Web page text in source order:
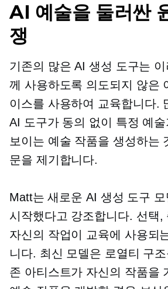
AI 예술을 둘러싼
쟁
기존의 많은 AI 생성 도구는
께 사용하도록 의도되지 않은
이스를 사용하여 교육합니다.
AI 도구가 동의 없이 특정 예
보이는 예술 작품을 생성하는
문을 제기합니다.
Matt는 새로운 AI 생성 도구 모
시작했다고 강조합니다. 선택,
자신의 작업이 교육에 사용되
니다. 최신 모델은 로열티 구조
존 아티스트가 자신의 작품을